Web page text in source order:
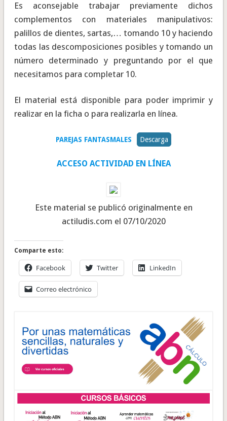
Es aconsejable trabajar previamente dichos
complementos con materiales manipulativos:
palillos de dientes, sartas,… tomando 10 y haciendo
todas las descomposiciones posibles y tomando un
número determinado y preguntando por el que
necesitamos para completar 10.
El material está disponible para poder imprimir y
realizar en la ficha o para realizarla en línea.
PAREJAS FANTASMALES Descarga
ACCESO ACTIVIDAD EN LÍNEA
Este material se publicó originalmente en
actiludis.com el 07/10/2020
Comparte esto:
Facebook Twitter LinkedIn
Correo electrónico